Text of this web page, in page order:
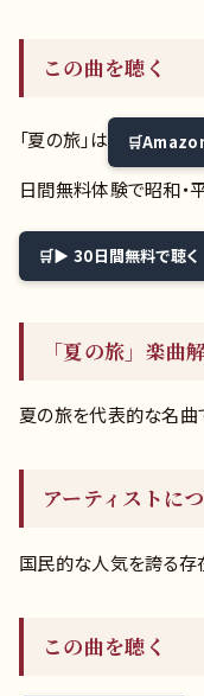
この曲を聴く
「夏の旅」は
日間無料体験で昭和・
▶ 30日間無料で聴く
「夏の旅」楽曲
夏の旅を代表的な名曲
アーティストに
国民的な人気を誇る存
この曲を聴く